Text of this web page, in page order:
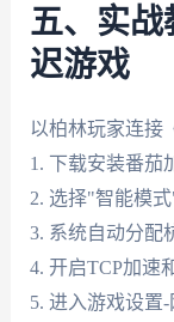
五、实战
迟游戏
以柏林玩家连接
1. 下载安装番茄
2. 选择"智能模
3. 系统自动分配
4. 开启TCP加速
5. 进入游戏设置